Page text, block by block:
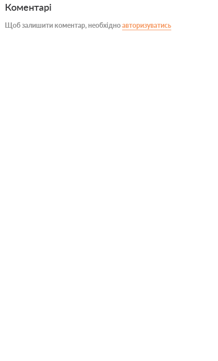
Коментарі
Щоб залишити коментар, необхідноавторизуватись